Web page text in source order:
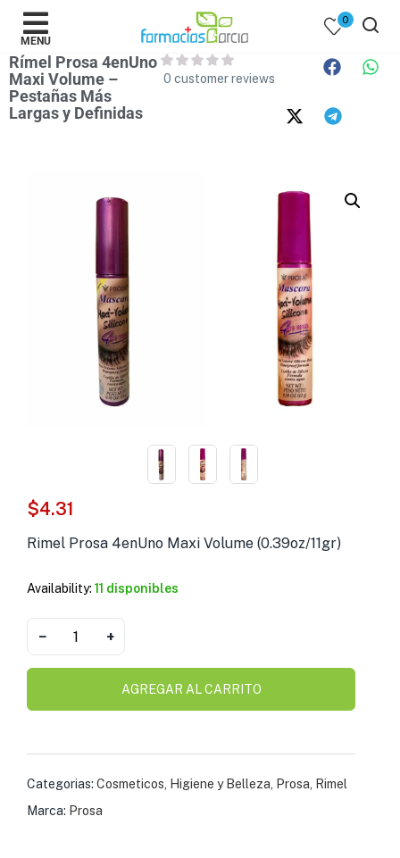
MENU
0
Rímel Prosa 4enUno
Maxi Volume –
Pestañas Más
Largas y Definidas
0 customer reviews
$4.31
Rimel Prosa 4enUno Maxi Volume (0.39oz/11gr)
Availability: 11 disponibles
− +
AGREGAR AL CARRITO
Categorias: Cosmeticos, Higiene y Belleza, Prosa, Rimel
Marca: Prosa